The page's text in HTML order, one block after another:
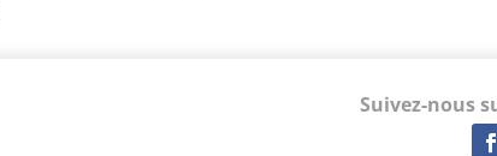
Suivez-nous